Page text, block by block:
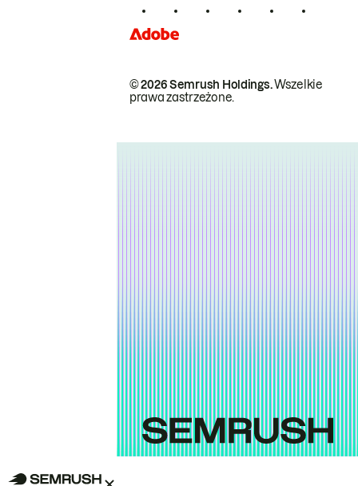
© 2026 Semrush Holdings.Wszelkie
prawa zastrzeżone.